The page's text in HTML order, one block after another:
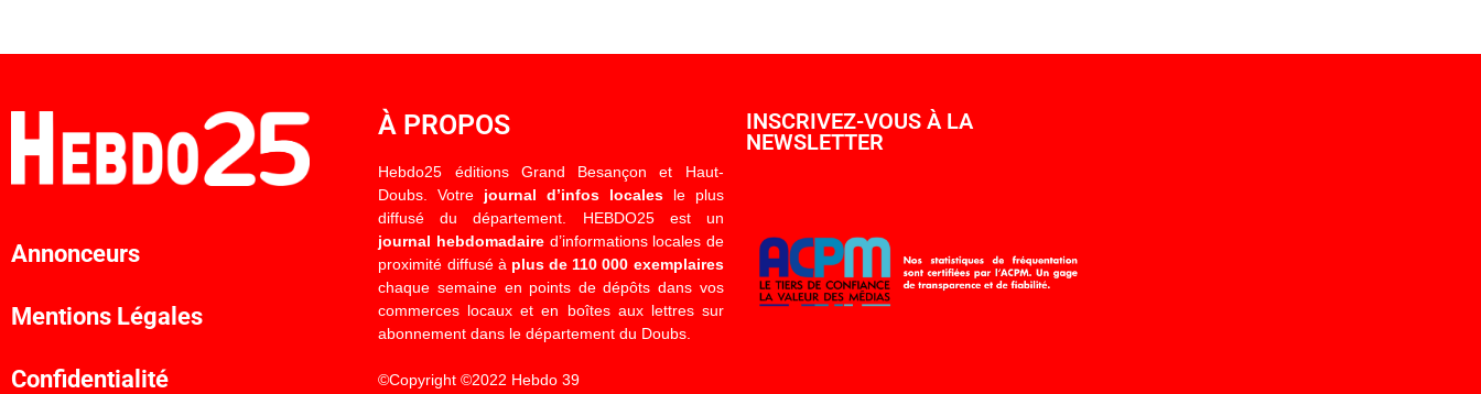
Annonceurs
Mentions Légales
Confidentialité
À PROPOS
Hebdo25 éditions Grand Besançon et Haut-
Doubs. Votre journal d’infos localesle plus
diffusé du département. HEBDO25 est un
journal hebdomadaired’informations locales de
proximité diffusé à plus de 110 000 exemplaires
chaque semaine en points de dépôts dans vos
commerces locaux et en boîtes aux lettres sur
abonnement dans le département du Doubs.
©Copyright ©2022 Hebdo 39
INSCRIVEZ-VOUS À LA
NEWSLETTER